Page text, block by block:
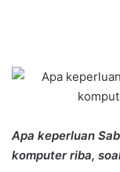
Apa keperluan
komputer riba,